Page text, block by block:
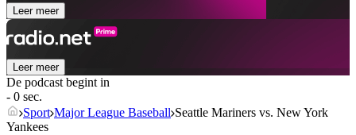
Leer meer
Leer meer
De podcast begint in
- 0 sec.
Sport Major League Baseball Seattle Mariners vs. New York
Yankees